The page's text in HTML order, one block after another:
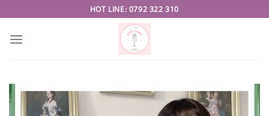
to
content
HOT LINE: 0792 322 310